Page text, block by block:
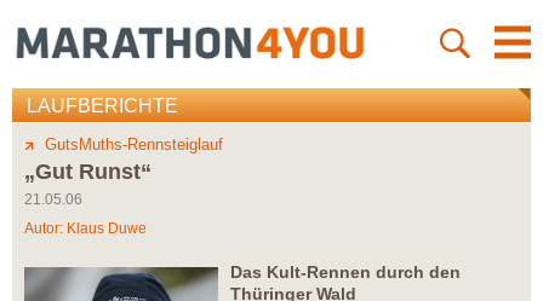
LAUFBERICHTE
GutsMuths-Rennsteiglauf
„Gut Runst“
21.05.06
Autor: Klaus Duwe
Das Kult-Rennen durch den
Thüringer Wald